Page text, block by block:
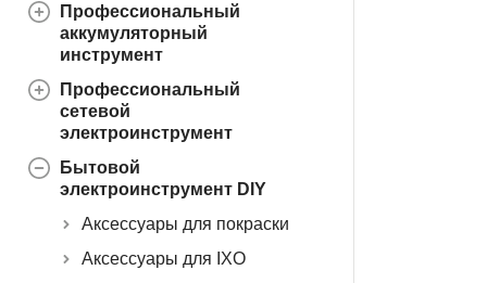
Профессиональный
аккумуляторный
инструмент
Профессиональный
сетевой
электроинструмент
Бытовой
электроинструмент DIY
Аксессуары для покраски
Аксессуары для IXO